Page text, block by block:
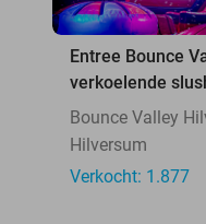
Entree Bounce
verkoelende
Bounce Valley
Hilversum
Verkocht: 1.877